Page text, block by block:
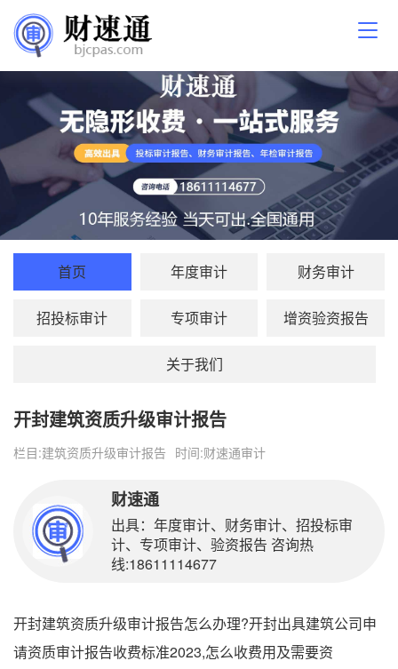
首页 年度审计 财务审计
招投标审计 专项审计 增资验资报告
关于我们
开封建筑资质升级审计报告
栏目:建筑资质升级审计报告 时间:财速通审计
财速通
出具：年度审计、财务审计、招投标审
计、专项审计、验资报告 咨询热
线:18611114677
开封建筑资质升级审计报告怎么办理?开封出具建筑公司申
请资质审计报告收费标准2023,怎么收费用及需要资